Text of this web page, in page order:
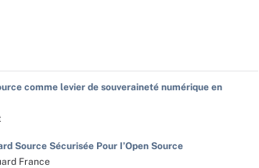
comme levier de souveraineté numérique en
Source Sécurisée Pour I’Open Source
France